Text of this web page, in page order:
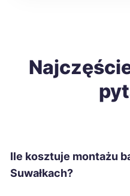
Żary
Malbork
Ile kosztuje montażu
Suwałkach?